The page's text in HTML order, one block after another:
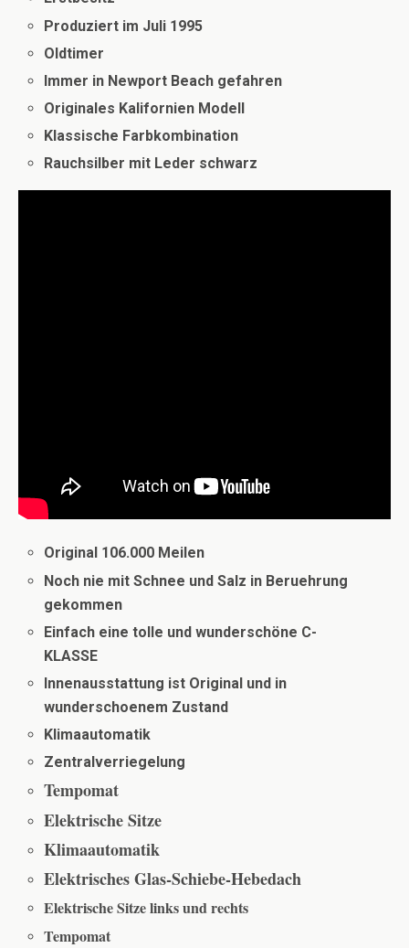
Produziert im Juli 1995
Oldtimer
Immer in Newport Beach gefahren
Originales Kalifornien Modell
Klassische Farbkombination
Rauchsilber mit Leder schwarz
Original 106.000 Meilen
Noch nie mit Schnee und Salz in Beruehrung
gekommen
Einfach eine tolle und wunderschöne C-
KLASSE
Innenausstattung ist Original und in
wunderschoenem Zustand
Klimaautomatik
Zentralverriegelung
Tempomat
Elektrische Sitze
Klimaautomatik
Elektrisches Glas-Schiebe-Hebedach
Elektrische Sitze links und rechts
Tempomat